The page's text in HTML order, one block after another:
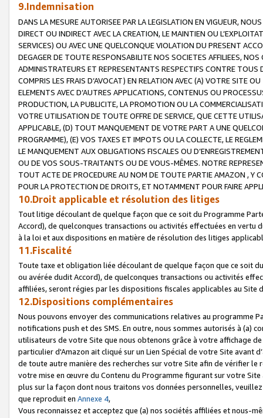
9.Indemnisation
DANS LA MESURE AUTORISEE PAR LA LEGISLATION EN VIGUEUR,
DIRECT OU INDIRECT AVEC LA CREATION, LE MAINTIEN OU
SERVICES) OU AVEC UNE QUELCONQUE VIOLATION DU PRESENT
DEGAGER DE TOUTE RESPONSABILITE NOS SOCIETES AFFILIEES,
ADMINISTRATEURS ET REPRESENTANTS RESPECTIFS CONTRE
COMPRIS LES FRAIS D’AVOCAT) EN RELATION AVEC (A) VOTRE SITE
ELEMENTS AVEC D’AUTRES APPLICATIONS, CONTENUS OU
PRODUCTION, LA PUBLICITE, LA PROMOTION OU LA
VOTRE UTILISATION DE TOUTE OFFRE DE SERVICE, QUE CETTE
APPLICABLE, (D) TOUT MANQUEMENT DE VOTRE PART A UNE
PROGRAMME), (E) VOS TAXES ET IMPOTS OU LA COLLECTE, LE
LE MANQUEMENT AUX OBLIGATIONS FISCALES OU
OU DE VOS SOUS-TRAITANTS OU DE VOUS-MÊMES. NOTRE
TOUT ACTE DE PROCEDURE AU NOM DE TOUTE PARTIE AMAZON , Y
POUR LA PROTECTION DE DROITS, ET NOTAMMENT POUR FAIRE
10.Droit applicable et résolution des litiges
Tout litige découlant de quelque façon que ce soit du Programme
Accord), de quelconques transactions ou activités effectuées en vertu
à la loi et aux dispositions en matière de résolution des litiges
11.Fiscalité
Toute taxe et obligation liée découlant de quelque façon que ce soit
ou avérée dudit Accord), de quelconques transactions ou activités
affiliées, seront régies par les dispositions fiscales applicables au Site
12.Dispositions complémentaires
Nous pouvons envoyer des communications relatives au programme
notifications push et des SMS. En outre, nous sommes autorisés à
utilisateurs de votre Site que nous obtenons grâce à votre affichage
particulier d'Amazon ait cliqué sur un Lien Spécial de votre Site avant
de toute autre manière des recherches sur votre Site afin de vérifier
votre mise en œuvre du Contenu du Programme figurant sur votre
plus sur la façon dont nous traitons vos données personnelles,
que reproduit en Annexe 4,
Vous reconnaissez et acceptez que (a) nos sociétés affiliées et nous-